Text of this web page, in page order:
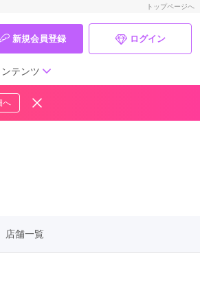
トップページへ
新規会員登録 ログイン
テンツ
ンド特集
へ
店舗一覧